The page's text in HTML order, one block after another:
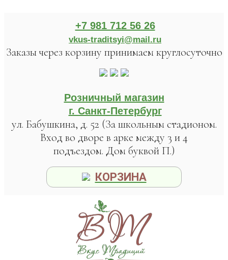
+7 981 712 56 26
vkus-traditsyi@mail.ru
Заказы через корзину принимаем круглосуточно
Розничный магазин
г. Санкт-Петербург
ул. Бабушкина, д. 52 (За школьным стадионом.
Вход во дворе в арке между 3 и 4
подъездом. Дом буквой П.)
КОРЗИНА